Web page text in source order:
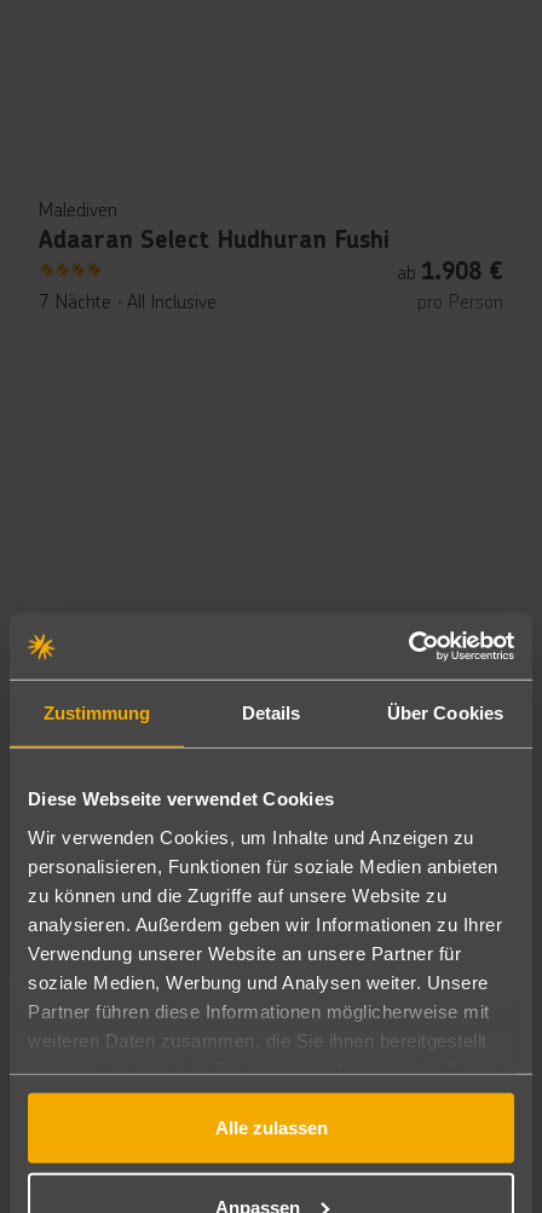
Zustimmung Details Über Cookies
Diese Webseite verwendet Cookies
Wir verwenden Cookies, um Inhalte und Anzeigen zu
personalisieren, Funktionen für soziale Medien anbieten
zu können und die Zugriffe auf unsere Website zu
analysieren. Außerdem geben wir Informationen zu Ihrer
Verwendung unserer Website an unsere Partner für
soziale Medien, Werbung und Analysen weiter. Unsere
Partner führen diese Informationen möglicherweise mit
weiteren Daten zusammen, die Sie ihnen bereitgestellt
gesammelt haben.
Alle zulassen
Anpassen
Malediven
Adaaran Select Hudhuran Fushi
4
7 Nächte ∙ All Inclusive
ab 1.908 €
pro Person
Malediven
Le Meridien Maldives Resort & Spa
5
ab 2.104€
Malediven
7 Nächte∙Frühstück pro Person